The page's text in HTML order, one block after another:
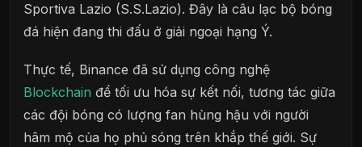
Sportiva Lazio (S.S.Lazio). Đây là câu lạc bộ bóng
đá hiện đang thi đấu ở giải ngoại hạng Ý.
Thực tế, Binance đã sử dụng công nghệ
Blockchain để tối ưu hóa sự kết nối, tương tác giữa
các đội bóng có lượng fan hùng hậu với người
hâm mộ của họ phủ sóng trên khắp thế giới. Sự